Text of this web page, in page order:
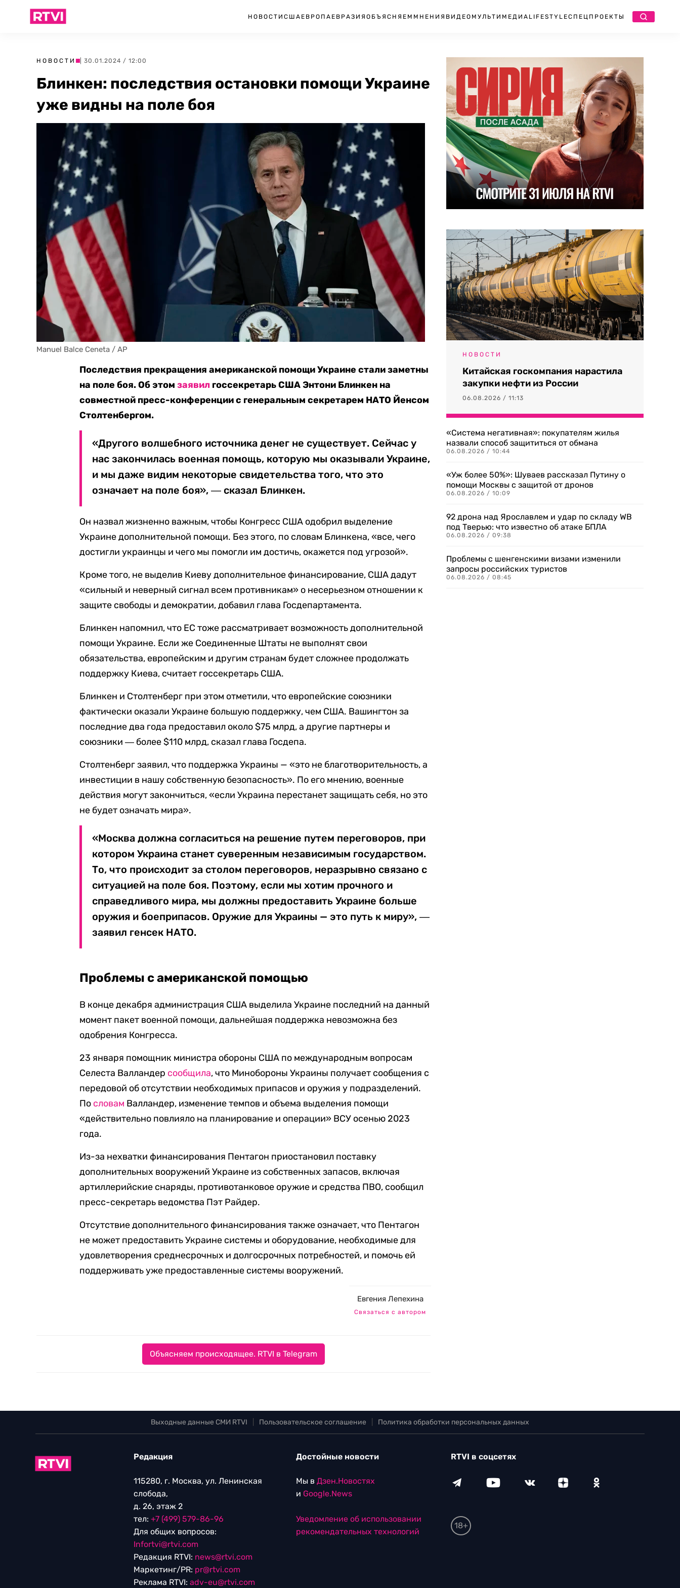
НОВОСТИ США ЕВРОПА ЕВРАЗИЯ ОБЪЯСНЯЕМ МНЕНИЯ ВИДЕО МУЛЬТИМЕДИА LIFESTYLEСПЕЦПРОЕКТЫ
НОВОСТИ | 30.01.2024 / 12:00
Блинкен: последствия остановки помощи Украине
уже видны на поле боя
Manuel Balce Ceneta / AP
Последствия прекращения американской помощи Украине стали заметны
на поле боя. Об этомзаявил госсекретарь США Энтони Блинкен на
совместной пресс-конференции с генеральным секретарем НАТО Йенсом
Столтенбергом.
«Другого волшебного источника денег не существует. Сейчас у
нас закончилась военная помощь, которую мы оказывали Украине,
и мы даже видим некоторые свидетельства того, что это
означает на поле боя», ― сказал Блинкен.
Он назвал жизненно важным, чтобы Конгресс США одобрил выделение
Украине дополнительной помощи. Без этого, по словам Блинкена, «все, чего
достигли украинцы и чего мы помогли им достичь, окажется под угрозой».
Кроме того, не выделив Киеву дополнительное финансирование, США дадут
«сильный и неверный сигнал всем противникам» о несерьезном отношении к
защите свободы и демократии, добавил глава Госдепартамента.
Блинкен напомнил, что ЕС тоже рассматривает возможность дополнительной
помощи Украине. Если же Соединенные Штаты не выполнят свои
обязательства, европейским и другим странам будет сложнее продолжать
поддержку Киева, считает госсекретарь США.
Блинкен и Столтенберг при этом отметили, что европейские союзники
фактически оказали Украине большую поддержку, чем США. Вашингтон за
последние два года предоставил около $75 млрд, а другие партнеры и
союзники ― более $110 млрд, сказал глава Госдепа.
Столтенберг заявил, что поддержка Украины — «это не благотворительность, а
инвестиции в нашу собственную безопасность». По его мнению, военные
действия могут закончиться, «если Украина перестанет защищать себя, но это
не будет означать мира».
«Москва должна согласиться на решение путем переговоров, при
котором Украина станет суверенным независимым государством.
То, что происходит за столом переговоров, неразрывно связано с
ситуацией на поле боя. Поэтому, если мы хотим прочного и
справедливого мира, мы должны предоставить Украине больше
оружия и боеприпасов. Оружие для Украины — это путь к миру», ―
заявил генсек НАТО.
Проблемы с американской помощью
В конце декабря администрация США выделила Украине последний на данный
момент пакет военной помощи, дальнейшая поддержка невозможна без
одобрения Конгресса.
23 января помощник министра обороны США по международным вопросам
Селеста Валландер сообщила, что Минобороны Украины получает сообщения с
передовой об отсутствии необходимых припасов и оружия у подразделений.
По словам Валландер, изменение темпов и объема выделения помощи
«действительно повлияло на планирование и операции» ВСУ осенью 2023
года.
Из-за нехватки финансирования Пентагон приостановил поставку
дополнительных вооружений Украине из собственных запасов, включая
артиллерийские снаряды, противотанковое оружие и средства ПВО, сообщил
пресс-секретарь ведомства Пэт Райдер.
Отсутствие дополнительного финансирования также означает, что Пентагон
не может предоставить Украине системы и оборудование, необходимые для
удовлетворения среднесрочных и долгосрочных потребностей, и помочь ей
поддерживать уже предоставленные системы вооружений.
Евгения Лепехина
Связаться с автором
Объясняем происходящее. RTVI в Telegram
НОВОСТИ
Китайская госкомпания нарастила
закупки нефти из России
06.08.2026 / 11:13
«Система негативная»: покупателям жилья
назвали способ защититься от обмана
06.08.2026 / 10:44
«Уж более 50%»: Шуваев рассказал Путину о
помощи Москвы с защитой от дронов
06.08.2026 / 10:09
92 дрона над Ярославлем и удар по складу WB
под Тверью: что известно об атаке БПЛА
06.08.2026 / 09:38
Проблемы с шенгенскими визами изменили
запросы российских туристов
06.08.2026 / 08:45
Выходные данные СМИ RTVI Пользовательское соглашение Политика обработки персональных данных
Редакция
115280, г. Москва, ул. Ленинская
слобода,
д. 26, этаж 2
тел: +7 (499) 579-86-96
Для общих вопросов:
Infortvi@rtvi.com
Редакция RTVI: news@rtvi.com
Маркетинг/PR: pr@rtvi.com
Реклама RTVI: adv-eu@rtvi.com
Достойные новости
Мы в Дзен.Новостях
и Google.News
Уведомление об использовании
рекомендательных технологий
RTVI в соцсетях
18+